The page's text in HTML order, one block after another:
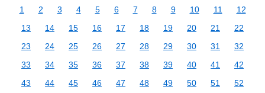
1 2 3 4 5 6 7 8 9 10 11
12
13
14 15 16 17 18 19 20 21
22
23
24 25 26 27 28 29 30 31
32
33
34 35 36 37 38 39 40 41
42
43
44 45 46 47 48 49 50 51
52